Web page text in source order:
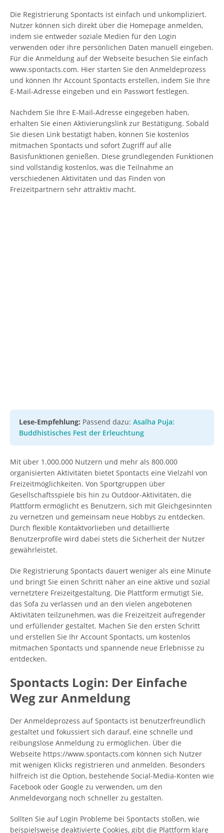
Die Registrierung Spontacts ist einfach und unkompliziert.
Nutzer können sich direkt über die Homepage anmelden,
indem sie entweder soziale Medien für den Login
verwenden oder ihre persönlichen Daten manuell eingeben.
Für die Anmeldung auf der Webseite besuchen Sie einfach
www.spontacts.com. Hier starten Sie den Anmeldeprozess
und können Ihr Account Spontacts erstellen, indem Sie Ihre
E-Mail-Adresse eingeben und ein Passwort festlegen.
Nachdem Sie Ihre E-Mail-Adresse eingegeben haben,
erhalten Sie einen Aktivierungslink zur Bestätigung. Sobald
Sie diesen Link bestätigt haben, können Sie kostenlos
mitmachen Spontacts und sofort Zugriff auf alle
Basisfunktionen genießen. Diese grundlegenden Funktionen
sind vollständig kostenlos, was die Teilnahme an
verschiedenen Aktivitäten und das Finden von
Freizeitpartnern sehr attraktiv macht.
Lese-Empfehlung: Passend dazu: Asalha Puja:
Buddhistisches Fest der Erleuchtung
Mit über 1.000.000 Nutzern und mehr als 800.000
organisierten Aktivitäten bietet Spontacts eine Vielzahl von
Freizeitmöglichkeiten. Von Sportgruppen über
Gesellschaftsspiele bis hin zu Outdoor-Aktivitäten, die
Plattform ermöglicht es Benutzern, sich mit Gleichgesinnten
zu vernetzen und gemeinsam neue Hobbys zu entdecken.
Durch flexible Kontaktvorlieben und detaillierte
Benutzerprofile wird dabei stets die Sicherheit der Nutzer
gewährleistet.
Die Registrierung Spontacts dauert weniger als eine Minute
und bringt Sie einen Schritt näher an eine aktive und sozial
vernetztere Freizeitgestaltung. Die Plattform ermutigt Sie,
das Sofa zu verlassen und an den vielen angebotenen
Aktivitäten teilzunehmen, was die Freizeitzeit aufregender
und erfüllender gestaltet. Machen Sie den ersten Schritt
und erstellen Sie Ihr Account Spontacts, um kostenlos
mitmachen Spontacts und spannende neue Erlebnisse zu
entdecken.
Spontacts Login: Der Einfache
Weg zur Anmeldung
Der Anmeldeprozess auf Spontacts ist benutzerfreundlich
gestaltet und fokussiert sich darauf, eine schnelle und
reibungslose Anmeldung zu ermöglichen. Über die
Webseite https://www.spontacts.com können sich Nutzer
mit wenigen Klicks registrieren und anmelden. Besonders
hilfreich ist die Option, bestehende Social-Media-Konten wie
Facebook oder Google zu verwenden, um den
Anmeldevorgang noch schneller zu gestalten.
Sollten Sie auf Login Probleme bei Spontacts stoßen, wie
beispielsweise deaktivierte Cookies, gibt die Plattform klare